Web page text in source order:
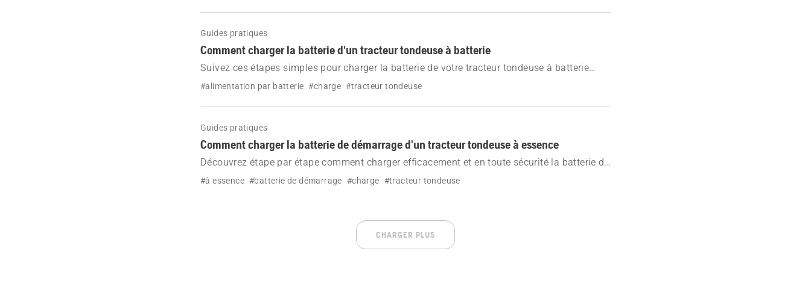
Guides pratiques
Comment charger la batterie d'un tracteur tondeuse à batterie
Suivez ces étapes simples pour charger la batterie de votre tracteur tondeuse à batterie
Husqvarna.
#alimentation par batterie #charge #tracteur tondeuse
Guides pratiques
Comment charger la batterie de démarrage d'un tracteur tondeuse à essence
Découvrez étape par étape comment charger efficacement et en toute sécurité la batterie de
démarrage de votre tracteur tondeuse Husqvarna.
#à essence #batterie de démarrage #charge #tracteur tondeuse
CHARGER PLUS